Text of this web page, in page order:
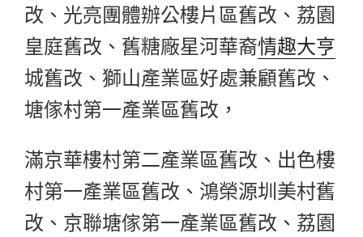
改、光亮團體辦公樓片區舊改、荔園
皇庭舊改、舊糖廠星河華裔情趣大亨
城舊改、獅山產業區好處兼顧舊改、
塘傢村第一產業區舊改，
滿京華樓村第二產業區舊改、出色樓
村第一產業區舊改、鴻榮源圳美村舊
改、京聯塘傢第一產業區舊改、荔園